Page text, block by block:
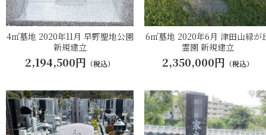
4㎡墓地 2020年11月 早野聖地公園
新規建立
2,194,500円 （税込）
6㎡墓地 2020年6月 津田山緑が
霊園 新規建立
2,350,000円 （税込）